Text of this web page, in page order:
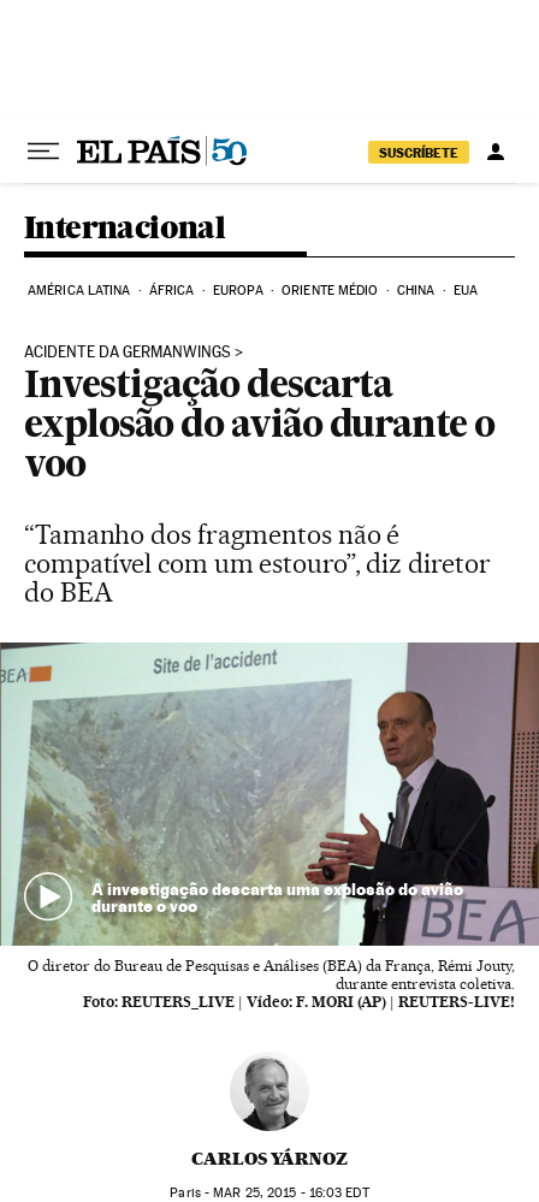
SUSCRÍBETE
Internacional
AMÉRICA LATINA ÁFRICA EUROPA ORIENTE MÉDIO CHINA EUA
ACIDENTE DA GERMANWINGS
Investigação descarta
explosão do avião durante o
voo
“Tamanho dos fragmentos não é
compatível com um estouro”, diz diretor
do BEA
A investigação descarta uma explosão do avião
durante o voo
O diretor do Bureau de Pesquisas e Análises (BEA) da França, Rémi Jouty,
durante entrevista coletiva.
Foto: REUTERS_LIVE | Vídeo: F. MORI (AP) | REUTERS-LIVE!
CARLOS YÁRNOZ
Paris -MAR 25, 2015 - 16:03 EDT